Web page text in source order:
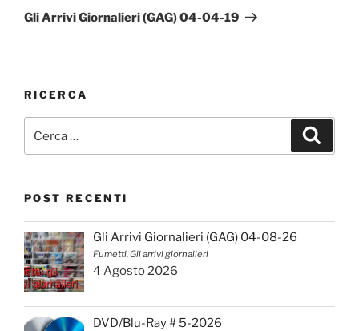
successivo
Gli Arrivi Giornalieri (GAG) 04-04-19
RICERCA
POST RECENTI
Gli Arrivi Giornalieri (GAG) 04-08-26
Fumetti, Gli arrivi giornalieri
4 Agosto 2026
DVD/Blu-Ray # 5-2026